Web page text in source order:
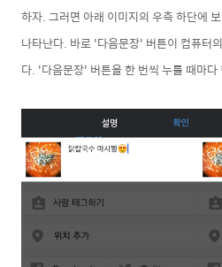
하자. 그러면 아래 이미지의 우측 하단에
나타난다. 바로 '다음문장' 버튼이 컴퓨터
다. '다음문장' 버튼을 한 번씩 누를 때마다